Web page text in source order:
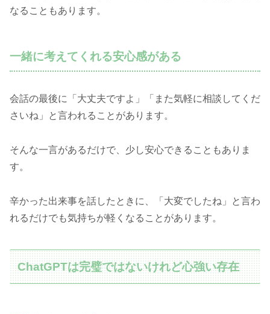
なることもあります。
一緒に考えてくれる安心感がある
会話の最後に「大丈夫ですよ」「また気軽に相談してくだ
さいね」と言われることがあります。
そんな一言があるだけで、少し安心できることもありま
す。
辛かった出来事を話したときに、「大変でしたね」と言わ
れるだけでも気持ちが軽くなることがあります。
ChatGPTは完璧ではないけれど心強い存在